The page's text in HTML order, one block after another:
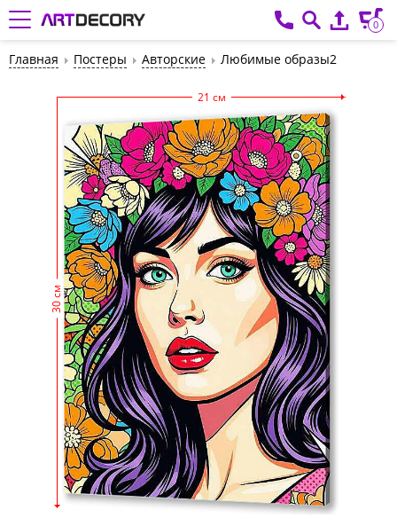
0
Главная Постеры Авторские Любимые образы2
21 см
30 см